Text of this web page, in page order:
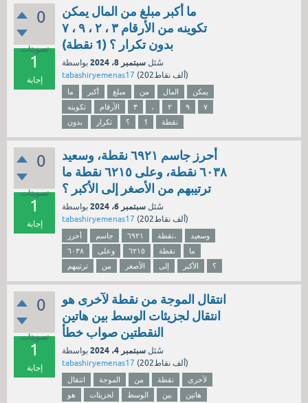
0
تصويتات
1
إجابة
ما أكبر مبلغ من المال يمكن
تكوينه من الأرقام ۳ ، ۲ ، ۹ ، ۷
بدون تكرار ؟ (1 نقطة)
سُئل سبتمبر 8، 2024
بواسطة
tabashiryemenas17 ( 202ألف نقاط)
ما أكبر مبلغ من المال
يمكن
تكوينه
الأرقام ۳ ، ۲ ۹
۷
بدون
تكرار ؟ 1 نقطة
0
تصويتات
1
إجابة
أحرز جاسم ٦٩٢١ نقطة، وسعيد
٦٠٣٨ نقطة، وعلى ٦٢١٥ نقطة ما
ترتيبهم من الأصغر إلى الأكبر ؟
سُئل سبتمبر 6، 2024
بواسطة
tabashiryemenas17 ( 202ألف نقاط)
أحرز جاسم ٦٩٢١ نقطة،
وسعيد
٦٠٣٨
وعلى ٦٢١٥ نقطة
ما
ترتيبهم
من الأصغر إلى الأكبر ؟
0
تصويتات
1
إجابة
انتقال الموجة من نقطة لآخرى هو
انتقال لجزيئات الوسط بين هاتين
النقطتين صواب خطأ
سُئل سبتمبر 4، 2024
بواسطة
tabashiryemenas17 ( 202ألف نقاط)
انتقال الموجة من نقطة
لآخرى
هو
لجزيئات الوسط بين
هاتين